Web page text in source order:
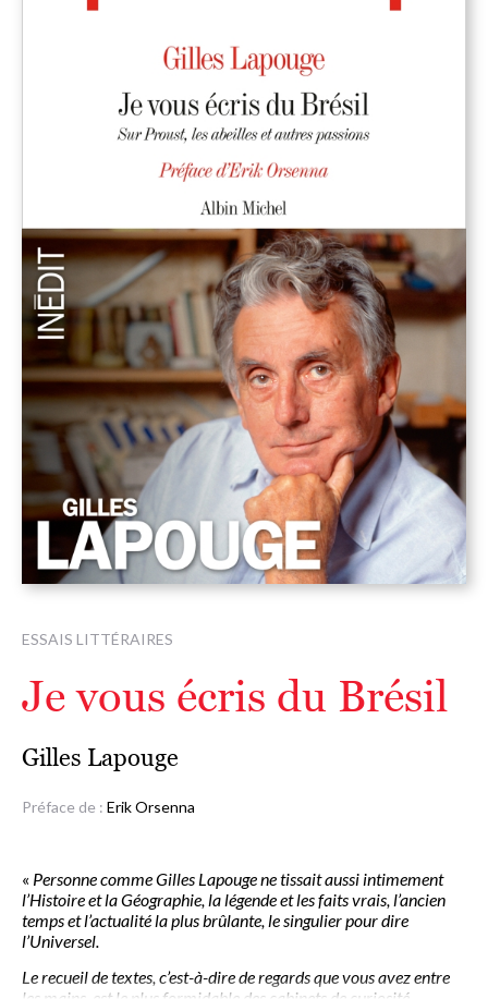
ESSAIS LITTÉRAIRES
Je vous écris du Brésil
Gilles Lapouge
Préface de : Erik Orsenna
« Personne comme Gilles Lapouge ne tissait aussi intimement
l’Histoire et la Géographie, la légende et les faits vrais, l’ancien
temps et l’actualité la plus brûlante, le singulier pour dire
l’Universel.
Le recueil de textes, c’est-à-dire de regards que vous avez entre